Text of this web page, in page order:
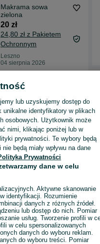
Makrama sowa
zielona
20 zł
24,80 zł z Pakietem
Ochronnym
Leszno
04 sierpnia 2026
Produkty rękodzielnicze -
Wyświetlenia:
Kup
lub uzyskujemy dostęp do
unikalne identyfikatory w plikach
osobowych. Użytkownik może
nimi, klikając poniżej lub w
prywatności. Te wybory będą
będą miały wpływu na dane
Prywatności
dane w celu
Aktywne skanowanie
identyfikacji. Rozumienie
danych z różnych źródeł.
lub dostęp do nich. Pomiar
usług. Tworzenie profili w
w celu spersonalizowanych
danych do wyboru reklam.
do wyboru treści. Pomiar